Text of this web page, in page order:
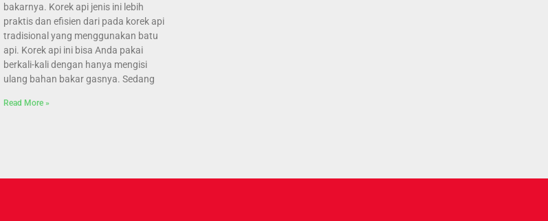
bakarnya. Korek api jenis ini lebih
praktis dan efisien dari pada korek api
tradisional yang menggunakan batu
api. Korek api ini bisa Anda pakai
berkali-kali dengan hanya mengisi
ulang bahan bakar gasnya. Sedang
Read More »